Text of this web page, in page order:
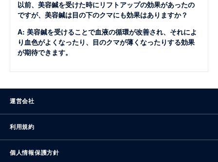
以前、美容鍼を受けた時にリフトアップの効果があったの
ですが、美容鍼は目の下のクマにも効果はありますか？
A: 美容鍼を受けることで血液の循環が改善され、それによ
り血色がよくなったり、目のクマが薄くなったりする効果
が期待できます。
運営会社
利用規約
個人情報保護方針